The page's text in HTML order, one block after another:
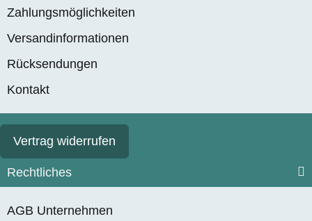
Zahlungsmöglichkeiten
Versandinformationen
Rücksendungen
Kontakt
Vertrag widerrufen
Rechtliches
AGB Unternehmen